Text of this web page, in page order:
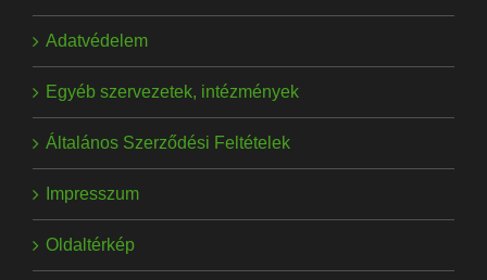
Adatvédelem
Egyéb szervezetek, intézmények
Általános Szerződési Feltételek
Impresszum
Oldaltérkép